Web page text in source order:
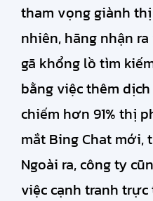
tham vọng giành
nhiên, hãng nhận
gã khổng lồ tìm
bằng việc thêm
chiếm hơn 91% thị
mắt Bing Chat mới,
Ngoài ra, công ty
việc cạnh tranh trực